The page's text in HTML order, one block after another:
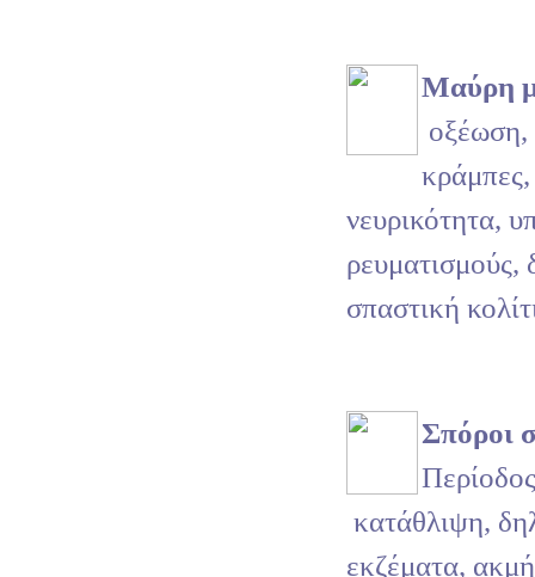
Μαύρη
οξέωση,
νευρικότητα,
ρευματισμούς,
σπαστική
Σπόροι
κατάθλιψη,
εκζέματα,